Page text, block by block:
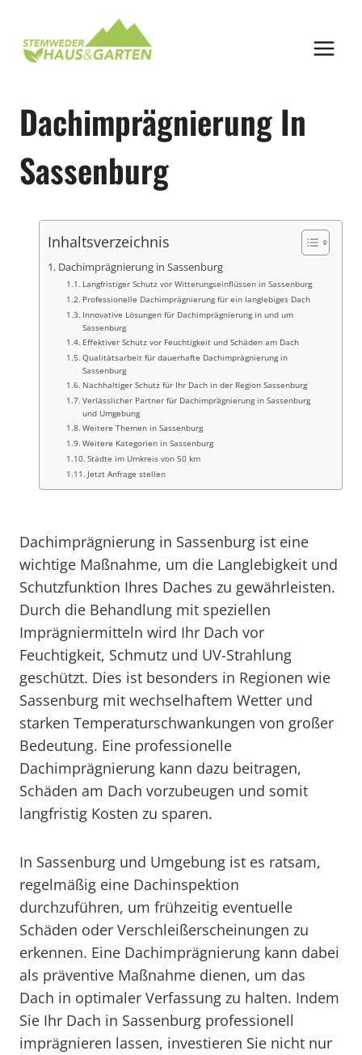
springen
Dachimprägnierung In
Sassenburg
Inhaltsverzeichnis
Dachimprägnierung in Sassenburg
Langfristiger Schutz vor Witterungseinflüssen in Sassenburg
Professionelle Dachimprägnierung für ein langlebiges Dach
Innovative Lösungen für Dachimprägnierung in und um
Sassenburg
Effektiver Schutz vor Feuchtigkeit und Schäden am Dach
Qualitätsarbeit für dauerhafte Dachimprägnierung in
Sassenburg
Nachhaltiger Schutz für Ihr Dach in der Region Sassenburg
Verlässlicher Partner für Dachimprägnierung in Sassenburg
und Umgebung
Weitere Themen in Sassenburg
Weitere Kategorien in Sassenburg
Städte im Umkreis von 50 km
Jetzt Anfrage stellen
Dachimprägnierung in Sassenburg ist eine
wichtige Maßnahme, um die Langlebigkeit und
Schutzfunktion Ihres Daches zu gewährleisten.
Durch die Behandlung mit speziellen
Imprägniermitteln wird Ihr Dach vor
Feuchtigkeit, Schmutz und UV-Strahlung
geschützt. Dies ist besonders in Regionen wie
Sassenburg mit wechselhaftem Wetter und
starken Temperaturschwankungen von großer
Bedeutung. Eine professionelle
Dachimprägnierung kann dazu beitragen,
Schäden am Dach vorzubeugen und somit
langfristig Kosten zu sparen.
In Sassenburg und Umgebung ist es ratsam,
regelmäßig eine Dachinspektion
durchzuführen, um frühzeitig eventuelle
Schäden oder Verschleißerscheinungen zu
erkennen. Eine Dachimprägnierung kann dabei
als präventive Maßnahme dienen, um das
Dach in optimaler Verfassung zu halten. Indem
Sie Ihr Dach in Sassenburg professionell
imprägnieren lassen, investieren Sie nicht nur